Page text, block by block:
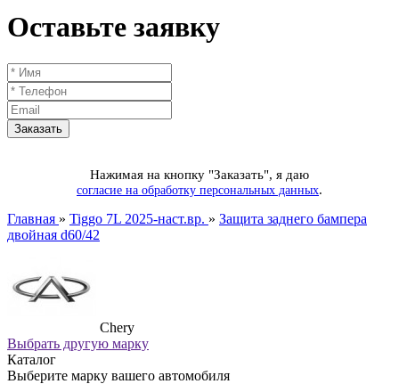
Оставьте заявку
Нажимая на кнопку "Заказать", я даю
согласие на обработку персональных данных.
Главная » Tiggo 7L 2025-наст.вр. » Защита заднего бампера
двойная d60/42
Chery
Выбрать другую марку
Каталог
Выберите марку вашего автомобиля